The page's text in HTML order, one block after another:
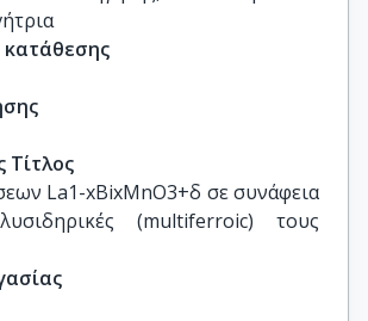
La1-xBixMnO3+δ σε συνάφεια
(multiferroic) τους